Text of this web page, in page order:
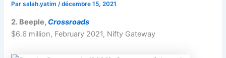
Parsalah.yatim/décembre 15, 2021
2. Beeple, Crossroads
$6.6 million, February 2021, Nifty Gateway